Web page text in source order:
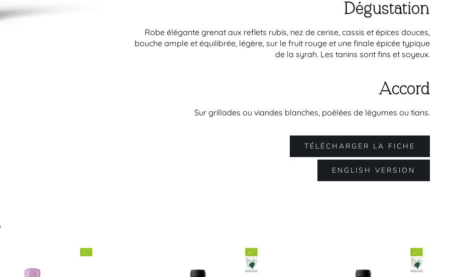
Dégustation
Robe élégante grenat aux reflets rubis, nez de cerise, cassis et épices douces,
bouche ample et équilibrée, légère, sur le fruit rouge et une finale épicée typique
de la syrah. Les tanins sont fins et soyeux.
Accord
Sur grillades ou viandes blanches, poélées de légumes ou tians.
TÉLÉCHARGER LA FICHE
ENGLISH VERSION
BLANC IGP CÔTES CATALANES BLANC